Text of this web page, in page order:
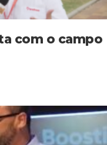
com o campo